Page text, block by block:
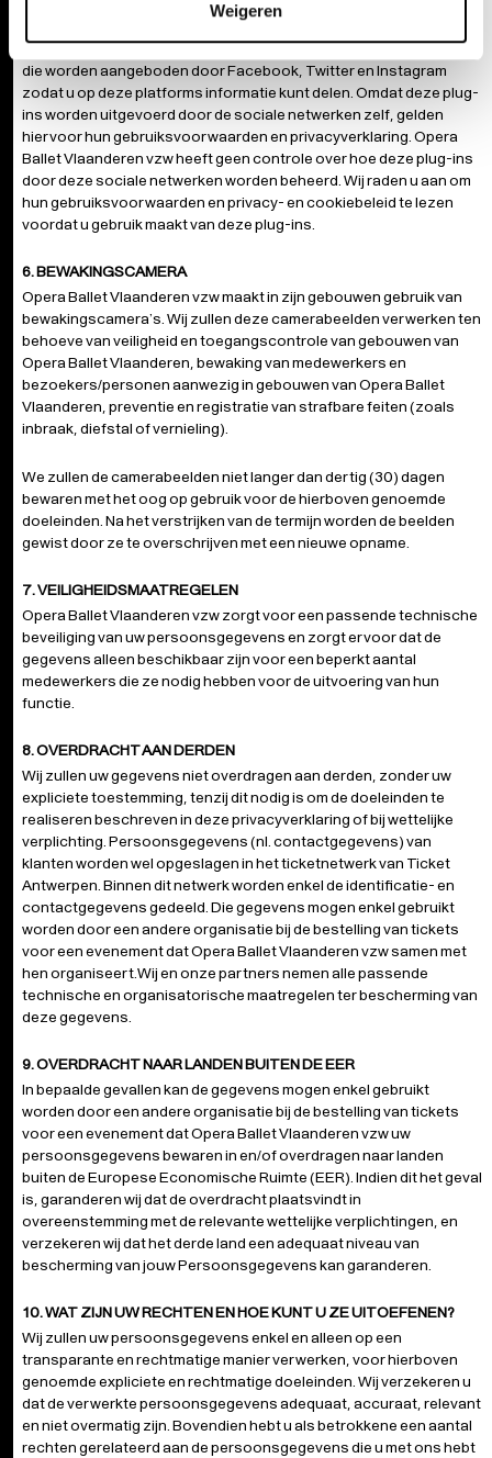
Weigeren
Met de functies voor sociale netwerksites op
kan u informatie, bijvoorbeeld artikels, delen. Als aanvulling hierop
kan onze website sociale plug-ins bevatten, waaronder diegene
die worden aangeboden door Facebook, Twitter en Instagram
zodat u op deze platforms informatie kunt delen. Omdat deze plug-
ins worden uitgevoerd door de sociale netwerken zelf, gelden
hiervoor hun gebruiksvoorwaarden en privacyverklaring. Opera
Ballet Vlaanderen vzw heeft geen controle over hoe deze plug-ins
door deze sociale netwerken worden beheerd. Wij raden u aan om
hun gebruiksvoorwaarden en privacy- en cookiebeleid te lezen
voordat u gebruik maakt van deze plug-ins.
6. BEWAKINGSCAMERA
Opera Ballet Vlaanderen vzw maakt in zijn gebouwen gebruik van
bewakingscamera’s. Wij zullen deze camerabeelden verwerken ten
behoeve van veiligheid en toegangscontrole van gebouwen van
Opera Ballet Vlaanderen, bewaking van medewerkers en
bezoekers/personen aanwezig in gebouwen van Opera Ballet
Vlaanderen, preventie en registratie van strafbare feiten (zoals
inbraak, diefstal of vernieling).
We zullen de camerabeelden niet langer dan dertig (30) dagen
bewaren met het oog op gebruik voor de hierboven genoemde
doeleinden. Na het verstrijken van de termijn worden de beelden
gewist door ze te overschrijven met een nieuwe opname.
7. VEILIGHEIDSMAATREGELEN
Opera Ballet Vlaanderen vzw zorgt voor een passende technische
beveiliging van uw persoonsgegevens en zorgt ervoor dat de
gegevens alleen beschikbaar zijn voor een beperkt aantal
medewerkers die ze nodig hebben voor de uitvoering van hun
functie.
8. OVERDRACHT AAN DERDEN
Wij zullen uw gegevens niet overdragen aan derden, zonder uw
expliciete toestemming, tenzij dit nodig is om de doeleinden te
realiseren beschreven in deze privacyverklaring of bij wettelijke
verplichting. Persoonsgegevens (nl. contactgegevens) van
klanten worden wel opgeslagen in het ticketnetwerk van Ticket
Antwerpen. Binnen dit netwerk worden enkel de identificatie- en
contactgegevens gedeeld. Die gegevens mogen enkel gebruikt
worden door een andere organisatie bij de bestelling van tickets
voor een evenement dat Opera Ballet Vlaanderen vzw samen met
hen organiseert.Wij en onze partners nemen alle passende
technische en organisatorische maatregelen ter bescherming van
deze gegevens.
9. OVERDRACHT NAAR LANDEN BUITEN DE EER
In bepaalde gevallen kan de gegevens mogen enkel gebruikt
worden door een andere organisatie bij de bestelling van tickets
voor een evenement dat Opera Ballet Vlaanderen vzw uw
persoonsgegevens bewaren in en/of overdragen naar landen
buiten de Europese Economische Ruimte (EER). Indien dit het geval
is, garanderen wij dat de overdracht plaatsvindt in
overeenstemming met de relevante wettelijke verplichtingen, en
verzekeren wij dat het derde land een adequaat niveau van
bescherming van jouw Persoonsgegevens kan garanderen.
10. WAT ZIJN UW RECHTEN EN HOE KUNT U ZE UITOEFENEN?
Wij zullen uw persoonsgegevens enkel en alleen op een
transparante en rechtmatige manier verwerken, voor hierboven
genoemde expliciete en rechtmatige doeleinden. Wij verzekeren u
dat de verwerkte persoonsgegevens adequaat, accuraat, relevant
en niet overmatig zijn. Bovendien hebt u als betrokkene een aantal
rechten gerelateerd aan de persoonsgegevens die u met ons hebt